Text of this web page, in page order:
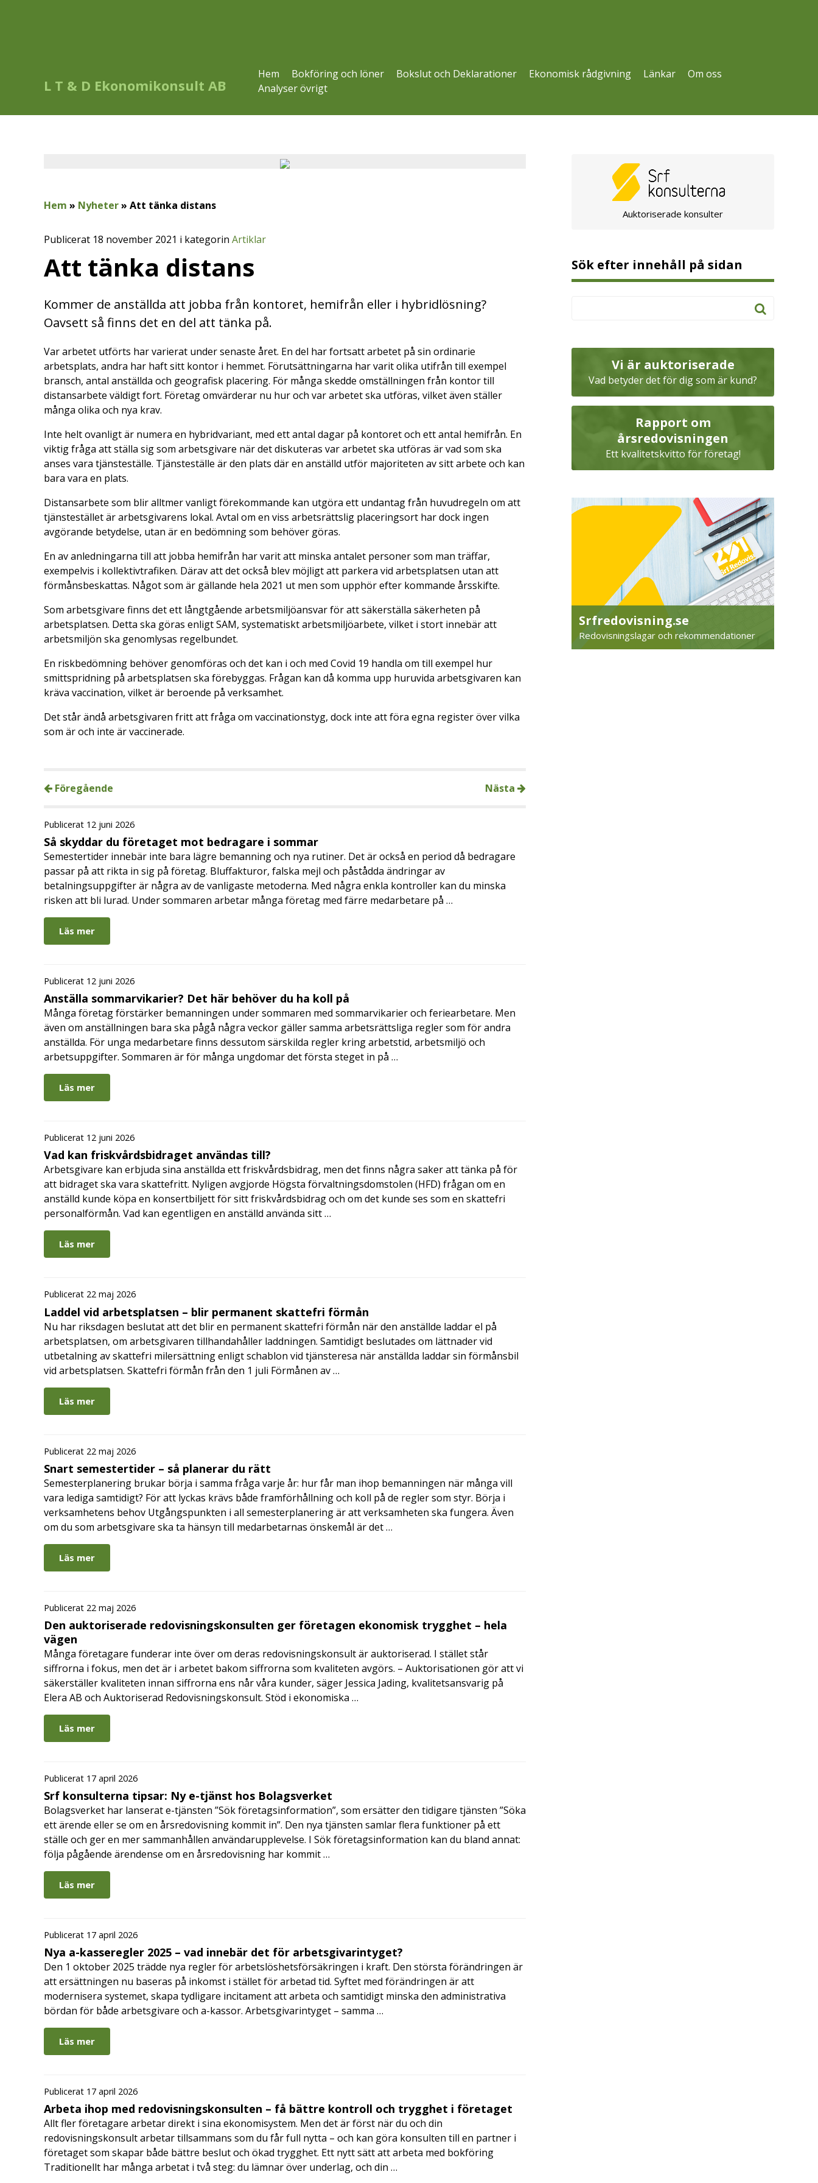
L T & D Ekonomikonsult AB
Hem Bokföring och löner Bokslut och Deklarationer Ekonomisk rådgivning Länkar
Om oss
Analyser övrigt
Hem » Nyheter» Att tänka distans
Publicerat 18 november 2021 i kategorin Artiklar
Att tänka distans
Kommer de anställda att jobba från kontoret, hemifrån eller i hybridlösning?
Oavsett så finns det en del att tänka på.
Var arbetet utförts har varierat under senaste året. En del har fortsatt arbetet på sin ordinarie
arbetsplats, andra har haft sitt kontor i hemmet. Förutsättningarna har varit olika utifrån till exempel
bransch, antal anställda och geografisk placering. För många skedde omställningen från kontor till
distansarbete väldigt fort. Företag omvärderar nu hur och var arbetet ska utföras, vilket även ställer
många olika och nya krav.
Inte helt ovanligt är numera en hybridvariant, med ett antal dagar på kontoret och ett antal hemifrån. En
viktig fråga att ställa sig som arbetsgivare när det diskuteras var arbetet ska utföras är vad som ska
anses vara tjänsteställe. Tjänsteställe är den plats där en anställd utför majoriteten av sitt arbete och kan
bara vara en plats.
Distansarbete som blir alltmer vanligt förekommande kan utgöra ett undantag från huvudregeln om att
tjänstestället är arbetsgivarens lokal. Avtal om en viss arbetsrättslig placeringsort har dock ingen
avgörande betydelse, utan är en bedömning som behöver göras.
En av anledningarna till att jobba hemifrån har varit att minska antalet personer som man träffar,
exempelvis i kollektivtrafiken. Därav att det också blev möjligt att parkera vid arbetsplatsen utan att
förmånsbeskattas. Något som är gällande hela 2021 ut men som upphör efter kommande årsskifte.
Som arbetsgivare finns det ett långtgående arbetsmiljöansvar för att säkerställa säkerheten på
arbetsplatsen. Detta ska göras enligt SAM, systematiskt arbetsmiljöarbete, vilket i stort innebär att
arbetsmiljön ska genomlysas regelbundet.
En riskbedömning behöver genomföras och det kan i och med Covid 19 handla om till exempel hur
smittspridning på arbetsplatsen ska förebyggas. Frågan kan då komma upp huruvida arbetsgivaren kan
kräva vaccination, vilket är beroende på verksamhet.
Det står ändå arbetsgivaren fritt att fråga om vaccinationstyg, dock inte att föra egna register över vilka
som är och inte är vaccinerade.
Föregående Nästa
Publicerat 12 juni 2026
Så skyddar du företaget mot bedragare i sommar
Semestertider innebär inte bara lägre bemanning och nya rutiner. Det är också en period då bedragare
passar på att rikta in sig på företag. Bluffakturor, falska mejl och påstådda ändringar av
betalningsuppgifter är några av de vanligaste metoderna. Med några enkla kontroller kan du minska
risken att bli lurad. Under sommaren arbetar många företag med färre medarbetare på …
Läs mer
Publicerat 12 juni 2026
Anställa sommarvikarier? Det här behöver du ha koll på
Många företag förstärker bemanningen under sommaren med sommarvikarier och feriearbetare. Men
även om anställningen bara ska pågå några veckor gäller samma arbetsrättsliga regler som för andra
anställda. För unga medarbetare finns dessutom särskilda regler kring arbetstid, arbetsmiljö och
arbetsuppgifter. Sommaren är för många ungdomar det första steget in på …
Läs mer
Publicerat 12 juni 2026
Vad kan friskvårdsbidraget användas till?
Arbetsgivare kan erbjuda sina anställda ett friskvårdsbidrag, men det finns några saker att tänka på för
att bidraget ska vara skattefritt. Nyligen avgjorde Högsta förvaltningsdomstolen (HFD) frågan om en
anställd kunde köpa en konsertbiljett för sitt friskvårdsbidrag och om det kunde ses som en skattefri
personalförmån. Vad kan egentligen en anställd använda sitt …
Läs mer
Publicerat 22 maj 2026
Laddel vid arbetsplatsen – blir permanent skattefri förmån
Nu har riksdagen beslutat att det blir en permanent skattefri förmån när den anställde laddar el på
arbetsplatsen, om arbetsgivaren tillhandahåller laddningen. Samtidigt beslutades om lättnader vid
utbetalning av skattefri milersättning enligt schablon vid tjänsteresa när anställda laddar sin förmånsbil
vid arbetsplatsen. Skattefri förmån från den 1 juli Förmånen av …
Läs mer
Publicerat 22 maj 2026
Snart semestertider – så planerar du rätt
Semesterplanering brukar börja i samma fråga varje år: hur får man ihop bemanningen när många vill
vara lediga samtidigt? För att lyckas krävs både framförhållning och koll på de regler som styr. Börja i
verksamhetens behov Utgångspunkten i all semesterplanering är att verksamheten ska fungera. Även
om du som arbetsgivare ska ta hänsyn till medarbetarnas önskemål är det …
Läs mer
Publicerat 22 maj 2026
Den auktoriserade redovisningskonsulten ger företagen ekonomisk trygghet – hela
vägen
Många företagare funderar inte över om deras redovisningskonsult är auktoriserad. I stället står
siffrorna i fokus, men det är i arbetet bakom siffrorna som kvaliteten avgörs. – Auktorisationen gör att vi
säkerställer kvaliteten innan siffrorna ens når våra kunder, säger Jessica Jading, kvalitetsansvarig på
Elera AB och Auktoriserad Redovisningskonsult. Stöd i ekonomiska …
Läs mer
Publicerat 17 april 2026
Srf konsulterna tipsar: Ny e-tjänst hos Bolagsverket
Bolagsverket har lanserat e-tjänsten ”Sök företagsinformation”, som ersätter den tidigare tjänsten ”Söka
ett ärende eller se om en årsredovisning kommit in”. Den nya tjänsten samlar flera funktioner på ett
ställe och ger en mer sammanhållen användarupplevelse. I Sök företagsinformation kan du bland annat:
följa pågående ärendense om en årsredovisning har kommit …
Läs mer
Publicerat 17 april 2026
Nya a-kasseregler 2025 – vad innebär det för arbetsgivarintyget?
Den 1 oktober 2025 trädde nya regler för arbetslöshetsförsäkringen i kraft. Den största förändringen är
att ersättningen nu baseras på inkomst i stället för arbetad tid. Syftet med förändringen är att
modernisera systemet, skapa tydligare incitament att arbeta och samtidigt minska den administrativa
bördan för både arbetsgivare och a-kassor. Arbetsgivarintyget – samma …
Läs mer
Publicerat 17 april 2026
Arbeta ihop med redovisningskonsulten – få bättre kontroll och trygghet i företaget
Allt fler företagare arbetar direkt i sina ekonomisystem. Men det är först när du och din
redovisningskonsult arbetar tillsammans som du får full nytta – och kan göra konsulten till en partner i
företaget som skapar både bättre beslut och ökad trygghet. Ett nytt sätt att arbeta med bokföring
Traditionellt har många arbetat i två steg: du lämnar över underlag, och din …
Auktoriserade konsulter
Sök efter innehåll på sidan
Vi är auktoriserade
Vad betyder det för dig som är kund?
Rapport om
årsredovisningen
Ett kvalitetskvitto för företag!
Srfredovisning.se
Redovisningslagar och rekommendationer